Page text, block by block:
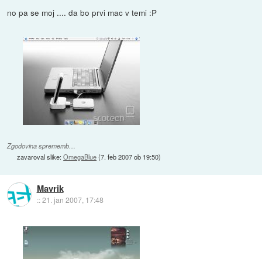
no pa se moj .... da bo prvi mac v temi :P
Zgodovina sprememb…
zavaroval slike:OmegaBlue(7. feb 2007 ob 19:50)
Mavrik
::21. jan 2007, 17:48